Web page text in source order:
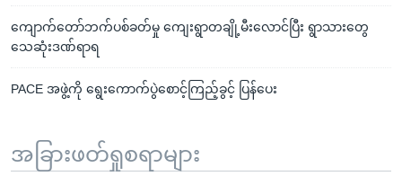
ကျောက်တော်ဘက်ပစ်ခတ်မှု ကျေးရွာတချို့မီးလောင်ပြီး ရွာသားတွေ
သေဆုံးဒဏ်ရာရ
PACE အဖွဲ့ကို ရွေးကောက်ပွဲစောင့်ကြည့်ခွင့် ပြန်ပေး
အခြားဖတ်ရှုစရာများ